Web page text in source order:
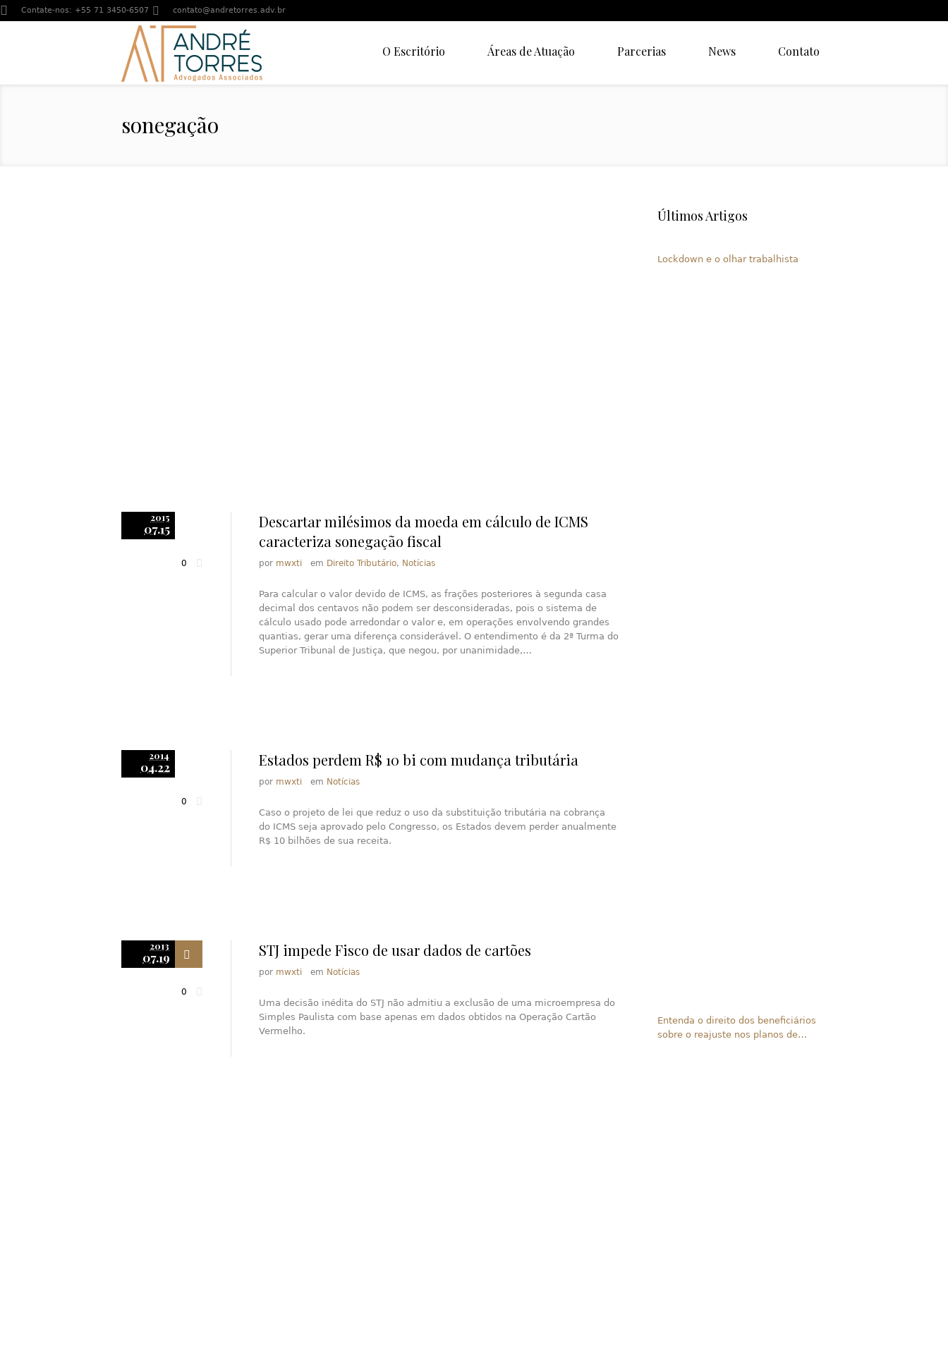
Contate-nos: +55 71 3450-6507 contato@andretorres.adv.br
O Escritório Áreas de Atuação Parcerias News Contato
sonegação
2015
07.15
0
Descartar milésimos da moeda em cálculo de ICMS
caracteriza sonegação fiscal
por mwxti em Direito Tributário, Notícias
Para calcular o valor devido de ICMS, as frações posteriores à segunda casa
decimal dos centavos não podem ser desconsideradas, pois o sistema de
cálculo usado pode arredondar o valor e, em operações envolvendo grandes
quantias, gerar uma diferença considerável. O entendimento é da 2ª Turma do
Superior Tribunal de Justiça, que negou, por unanimidade,…
2014
04.22
0
Estados perdem R$ 10 bi com mudança tributária
por mwxti em Notícias
Caso o projeto de lei que reduz o uso da substituição tributária na cobrança
do ICMS seja aprovado pelo Congresso, os Estados devem perder anualmente
R$ 10 bilhões de sua receita.
2013
07.19
0
STJ impede Fisco de usar dados de cartões
por mwxti em Notícias
Uma decisão inédita do STJ não admitiu a exclusão de uma microempresa do
Simples Paulista com base apenas em dados obtidos na Operação Cartão
Vermelho.
Últimos Artigos
Lockdown e o olhar trabalhista
Entenda o direito dos beneficiários
sobre o reajuste nos planos de